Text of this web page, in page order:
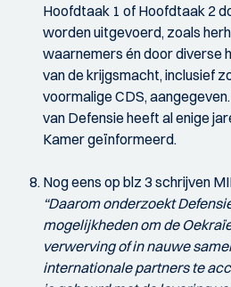
Hoofdtaak 1 of Hoofdtaak 2
worden uitgevoerd, zoals
waarnemers én door diverse
van de krijgsmacht, inclusief
voormalige CDS,
van Defensie heeft al enige
Kamer geïnformeerd.
Nog eens op blz 3 schrijven
“Daarom onderzoekt
mogelijkheden om de
verwerving of in nauwe
internationale partners te